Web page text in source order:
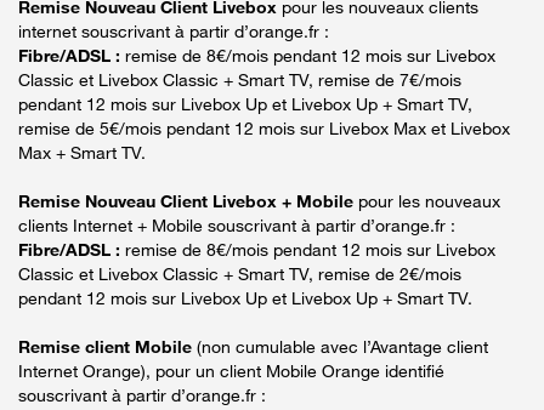
Remise Nouveau Client Livebox pour les nouveaux clients
internet souscrivant à partir d’orange.fr :
Fibre/ADSL : remise de 8€/mois pendant 12 mois sur Livebox
Classic et Livebox Classic + Smart TV, remise de 7€/mois
pendant 12 mois sur Livebox Up et Livebox Up + Smart TV,
remise de 5€/mois pendant 12 mois sur Livebox Max et Livebox
Max + Smart TV.
Remise Nouveau Client Livebox + Mobile pour les nouveaux
clients Internet + Mobile souscrivant à partir d’orange.fr :
Fibre/ADSL : remise de 8€/mois pendant 12 mois sur Livebox
Classic et Livebox Classic + Smart TV, remise de 2€/mois
pendant 12 mois sur Livebox Up et Livebox Up + Smart TV.
Remise client Mobile (non cumulable avec l’Avantage client
Internet Orange), pour un client Mobile Orange identifié
souscrivant à partir d’orange.fr :